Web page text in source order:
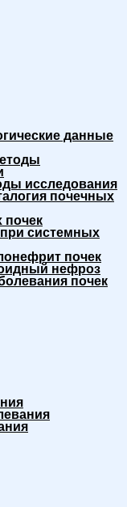
данные
исследования
почечных
почек
системных
почек
нефроз
почек